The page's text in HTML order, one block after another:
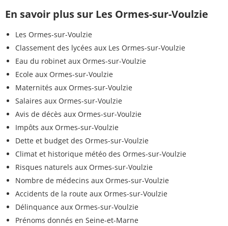
En savoir plus sur Les Ormes-sur-Voulzie
Les Ormes-sur-Voulzie
Classement des lycées aux Les Ormes-sur-Voulzie
Eau du robinet aux Ormes-sur-Voulzie
Ecole aux Ormes-sur-Voulzie
Maternités aux Ormes-sur-Voulzie
Salaires aux Ormes-sur-Voulzie
Avis de décès aux Ormes-sur-Voulzie
Impôts aux Ormes-sur-Voulzie
Dette et budget des Ormes-sur-Voulzie
Climat et historique météo des Ormes-sur-Voulzie
Risques naturels aux Ormes-sur-Voulzie
Nombre de médecins aux Ormes-sur-Voulzie
Accidents de la route aux Ormes-sur-Voulzie
Délinquance aux Ormes-sur-Voulzie
Prénoms donnés en Seine-et-Marne